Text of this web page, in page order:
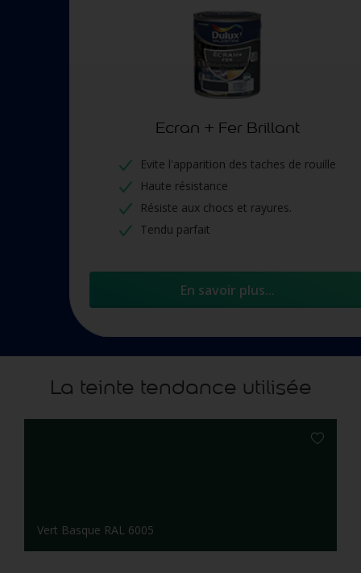
Ecran + Fer Brillant
Evite l'apparition des taches de rouille
Haute résistance
Résiste aux chocs et rayures.
Tendu parfait
En savoir plus...
La teinte tendance utilisée
Vert Basque RAL 6005